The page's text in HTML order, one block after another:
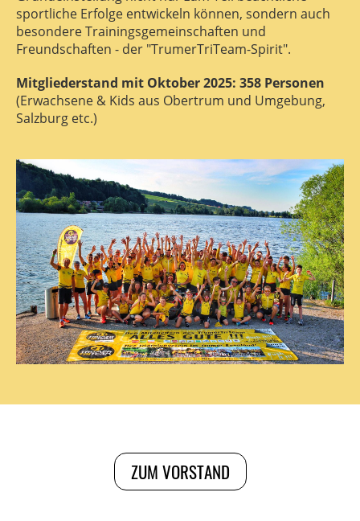
sportliche Erfolge entwickeln können, sondern auch
besondere Trainingsgemeinschaften und
Freundschaften - der "TrumerTriTeam-Spirit".
Mitgliederstand mit Oktober 2025: 358 Personen
(Erwachsene & Kids aus Obertrum und Umgebung,
Salzburg etc.)
ZUM VORSTAND